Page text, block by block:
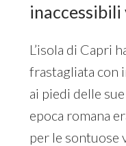
L’isola di Capri
frastagliata con
ai piedi delle
epoca romana
per le sontuose